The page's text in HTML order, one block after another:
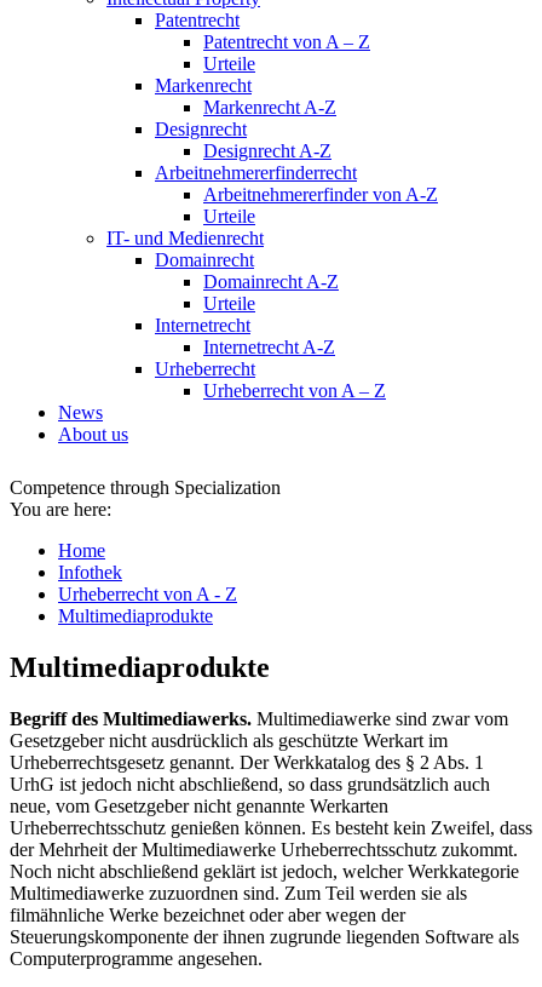
Patentrecht
Patentrecht von A – Z
Urteile
Markenrecht
Markenrecht A-Z
Designrecht
Designrecht A-Z
Arbeitnehmererfinderrecht
Arbeitnehmererfinder von A-Z
Urteile
IT- und Medienrecht
Domainrecht
Domainrecht A-Z
Urteile
Internetrecht
Internetrecht A-Z
Urheberrecht
Urheberrecht von A – Z
News
About us
Competence through Specialization
You are here:
Home
Infothek
Urheberrecht von A - Z
Multimediaprodukte
Multimediaprodukte
Begriff des Multimediawerks. Multimediawerke sind zwar vom
Gesetzgeber nicht ausdrücklich als geschützte Werkart im
Urheberrechtsgesetz genannt. Der Werkkatalog des § 2 Abs. 1
UrhG ist jedoch nicht abschließend, so dass grundsätzlich auch
neue, vom Gesetzgeber nicht genannte Werkarten
Urheberrechtsschutz genießen können. Es besteht kein Zweifel, dass
der Mehrheit der Multimediawerke Urheberrechtsschutz zukommt.
Noch nicht abschließend geklärt ist jedoch, welcher Werkkategorie
Multimediawerke zuzuordnen sind. Zum Teil werden sie als
filmähnliche Werke bezeichnet oder aber wegen der
Steuerungskomponente der ihnen zugrunde liegenden Software als
Computerprogramme angesehen.